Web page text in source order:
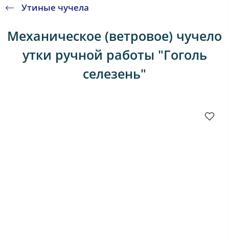
Утиные чучела
Механическое (ветровое) чучело
утки ручной работы "Гоголь
селезень"